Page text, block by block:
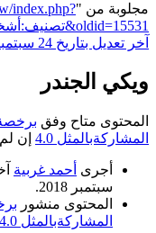
مجلوبة من "index.php?
title=تصنيف:أشخاص_من_الهند&oldid=15531
آخر تعديل بتاريخ 24 سبتمبر 2018، في 23:00
ويكي الجندر
المحتوى متاح وفق
المشاركةبالمثل 4.0
إن
أجرى أحمد غربية
سبتمبر 2018.
المحتوى منشور
المشاركةبالمثل 4.0